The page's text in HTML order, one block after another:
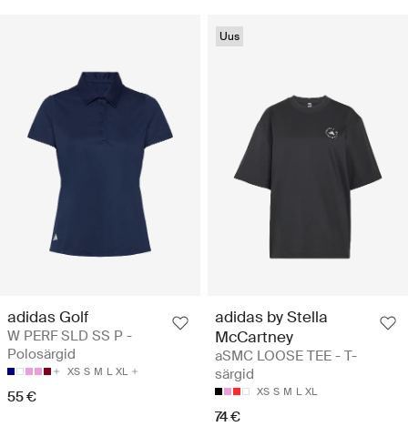
adidas Golf
W PERF SLD SS P -
Polosärgid
XS S M L XL
55 €
Uus
adidas by Stella
McCartney
aSMC LOOSE TEE - T-
särgid
XS S M L XL
74 €